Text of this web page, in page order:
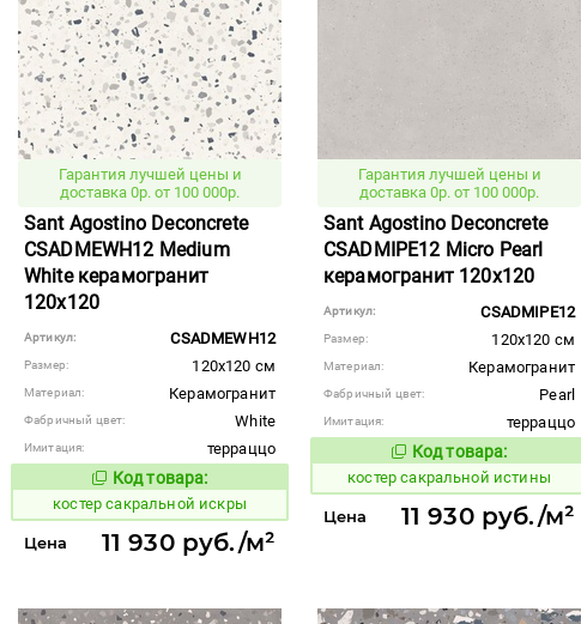
Гарантия лучшей цены и
доставка 0р. от 100 000р.
Sant Agostino Deconcrete
CSADMEWH12 Medium
White керамогранит
120x120
Артикул: CSADMEWH12
Размер: 120x120 см
Материал: Керамогранит
Фабричный цвет: White
Имитация:
терраццо
Код товара:
806909 Код товара:
костер сакральной искры
Цена 11 930 руб./м²
Гарантия лучшей цены и
доставка 0р. от 100 000р.
Sant Agostino Deconcrete
CSADMIPE12 Micro Pearl
керамогранит 120x120
Артикул: CSADMIPE12
Размер: 120x120 см
Материал: Керамогранит
Фабричный цвет: Pearl
Имитация:
терраццо
Код товара:
806911 Код товара:
костер сакральной истины
Цена 11 930 руб./м²